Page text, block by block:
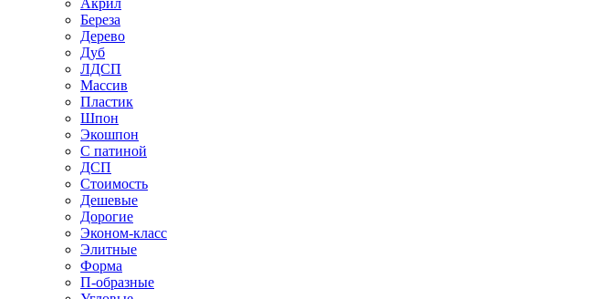
Береза
Дерево
Дуб
ЛДСП
Массив
Пластик
Шпон
Экошпон
С патиной
ДСП
Стоимость
Дешевые
Дорогие
Эконом-класс
Элитные
Форма
П-образные